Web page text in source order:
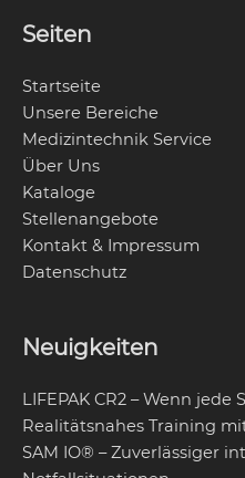
Seiten
Startseite
Unsere Bereiche
Medizintechnik Service
Über Uns
Kataloge
Stellenangebote
Kontakt & Impressum
Datenschutz
Neuigkeiten
LIFEPAK CR2 – Wenn jede
Realitätsnahes Training
SAM IO® – Zuverlässiger